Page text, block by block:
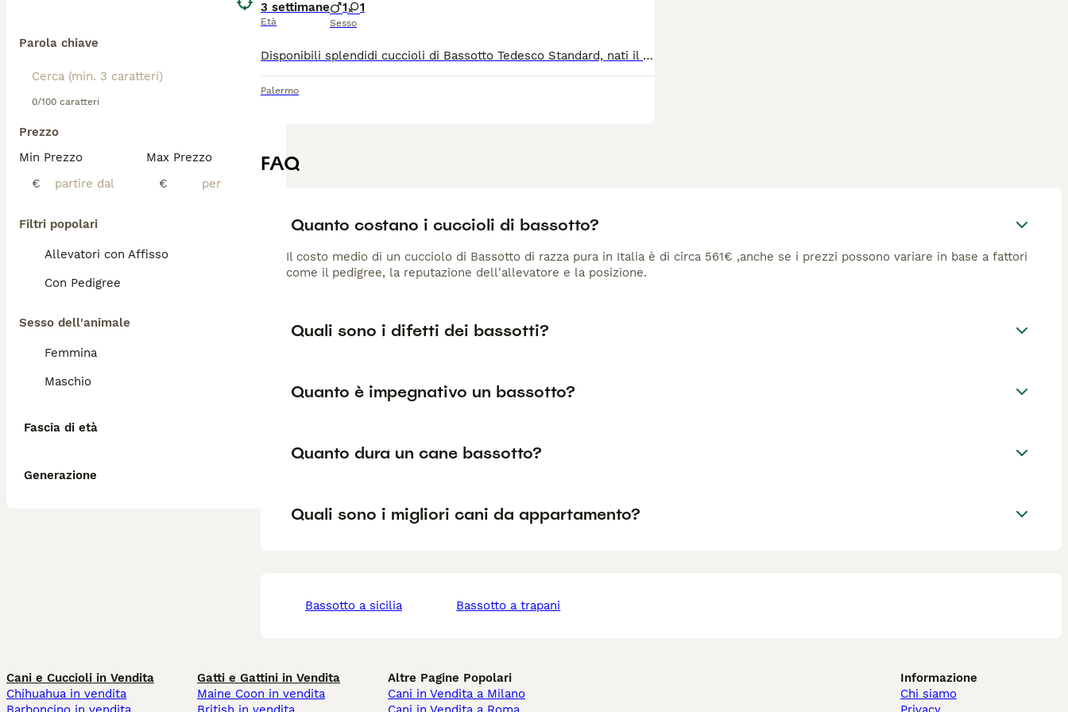
Parola chiave
0/100 caratteri
Prezzo
Min Prezzo
€
Max Prezzo
€
Filtri popolari
Allevatori con Affisso
Con Pedigree
Sesso dell'animale
Femmina
Maschio
Fascia di età
Generazione
3 settimane
Età
1 1
Sesso
​Disponibili splendidi cuccioli di Bassotto Tedesco Standard, nati il 16 Luglio. ​I cuccioli sono due: ​1 Maschio: Nero Focato ​1 Femmina: Fulva ​Verranno ceduti in ottima salute, già svermati e vaccinati. ​Cresciuti in ambiente familiare, affettuosi e vivaci, pronti per essere accolti nella loro nuova casa non appena completato il ciclo di svezzamento e le prime profilassi.
Palermo
FAQ
Quanto costano i cuccioli di bassotto?
Il costo medio di un cucciolo di Bassotto di razza pura in Italia è di circa 561€ ,anche se i prezzi possono variare in base a fattori
come il pedigree, la reputazione dell'allevatore e la posizione.
Quali sono i difetti dei bassotti?
Quanto è impegnativo un bassotto?
Quanto dura un cane bassotto?
Quali sono i migliori cani da appartamento?
bassotto a sicilia bassotto a trapani
Cani e Cuccioli in Vendita
Chihuahua in vendita
Gatti e Gattini in Vendita
Maine Coon in vendita
Altre Pagine Popolari
Cani in Vendita a Milano
Informazione
Chi siamo